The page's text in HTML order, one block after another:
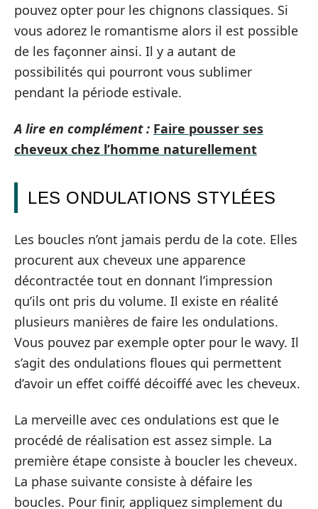
pouvez opter pour les chignons classiques. Si
vous adorez le romantisme alors il est possible
de les façonner ainsi. Il y a autant de
possibilités qui pourront vous sublimer
pendant la période estivale.
A lire en complément : Faire pousser ses
cheveux chez l’homme naturellement
LES ONDULATIONS STYLÉES
Les boucles n’ont jamais perdu de la cote. Elles
procurent aux cheveux une apparence
décontractée tout en donnant l’impression
qu’ils ont pris du volume. Il existe en réalité
plusieurs manières de faire les ondulations.
Vous pouvez par exemple opter pour le wavy. Il
s’agit des ondulations floues qui permettent
d’avoir un effet coiffé décoiffé avec les cheveux.
La merveille avec ces ondulations est que le
procédé de réalisation est assez simple. La
première étape consiste à boucler les cheveux.
La phase suivante consiste à défaire les
boucles. Pour finir, appliquez simplement du